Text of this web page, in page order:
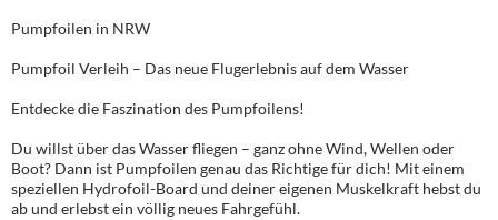
Pumpfoilen in NRW
Pumpfoil Verleih – Das neue Flugerlebnis auf dem Wasser
Entdecke die Faszination des Pumpfoilens!
Du willst über das Wasser fliegen – ganz ohne Wind, Wellen oder
Boot? Dann ist Pumpfoilen genau das Richtige für dich! Mit einem
speziellen Hydrofoil-Board und deiner eigenen Muskelkraft hebst du
ab und erlebst ein völlig neues Fahrgefühl.